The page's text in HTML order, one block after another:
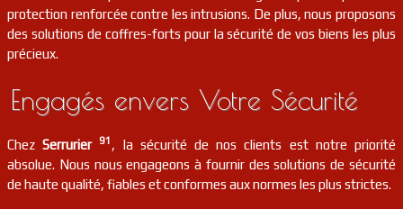
serrurier 91 Saintry-sur-seine FR 91250
protection renforcée contre les intrusions. De plus, nous proposons
des solutions de coffres-forts pour la sécurité de vos biens les plus
précieux.
Engagés envers Votre Sécurité
ChezSerrurier91 , la sécurité de nos clients est notre priorité
absolue. Nous nous engageons à fournir des solutions de sécurité
de haute qualité, fiables et conformes aux normes les plus strictes.